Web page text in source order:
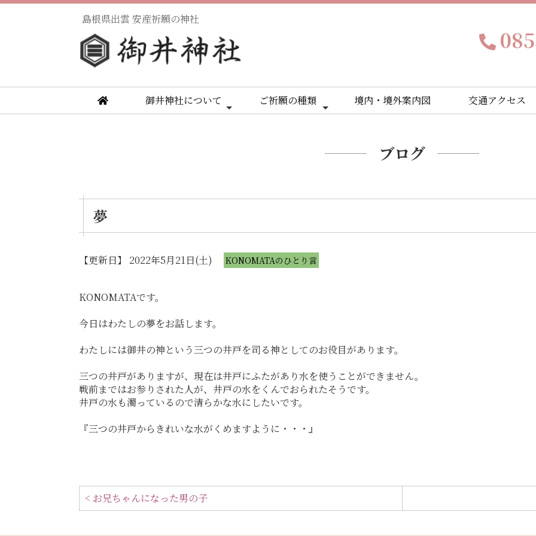
島根県出雲 安産祈願の神社
御井神社について ご祈願の種類 境内・境外案内図 交通アクセス
ブログ
夢
【更新日】 2022年5月21日(土) KONOMATAのひとり言
KONOMATAです。
今日はわたしの夢をお話します。
わたしには御井の神という三つの井戸を司る神としてのお役目があります。
三つの井戸がありますが、現在は井戸にふたがあり水を使うことができません。
戦前まではお参りされた人が、井戸の水をくんでおられたそうです。
井戸の水も濁っているので清らかな水にしたいです。
『三つの井戸からきれいな水がくめますように・・・』
< お兄ちゃんになった男の子